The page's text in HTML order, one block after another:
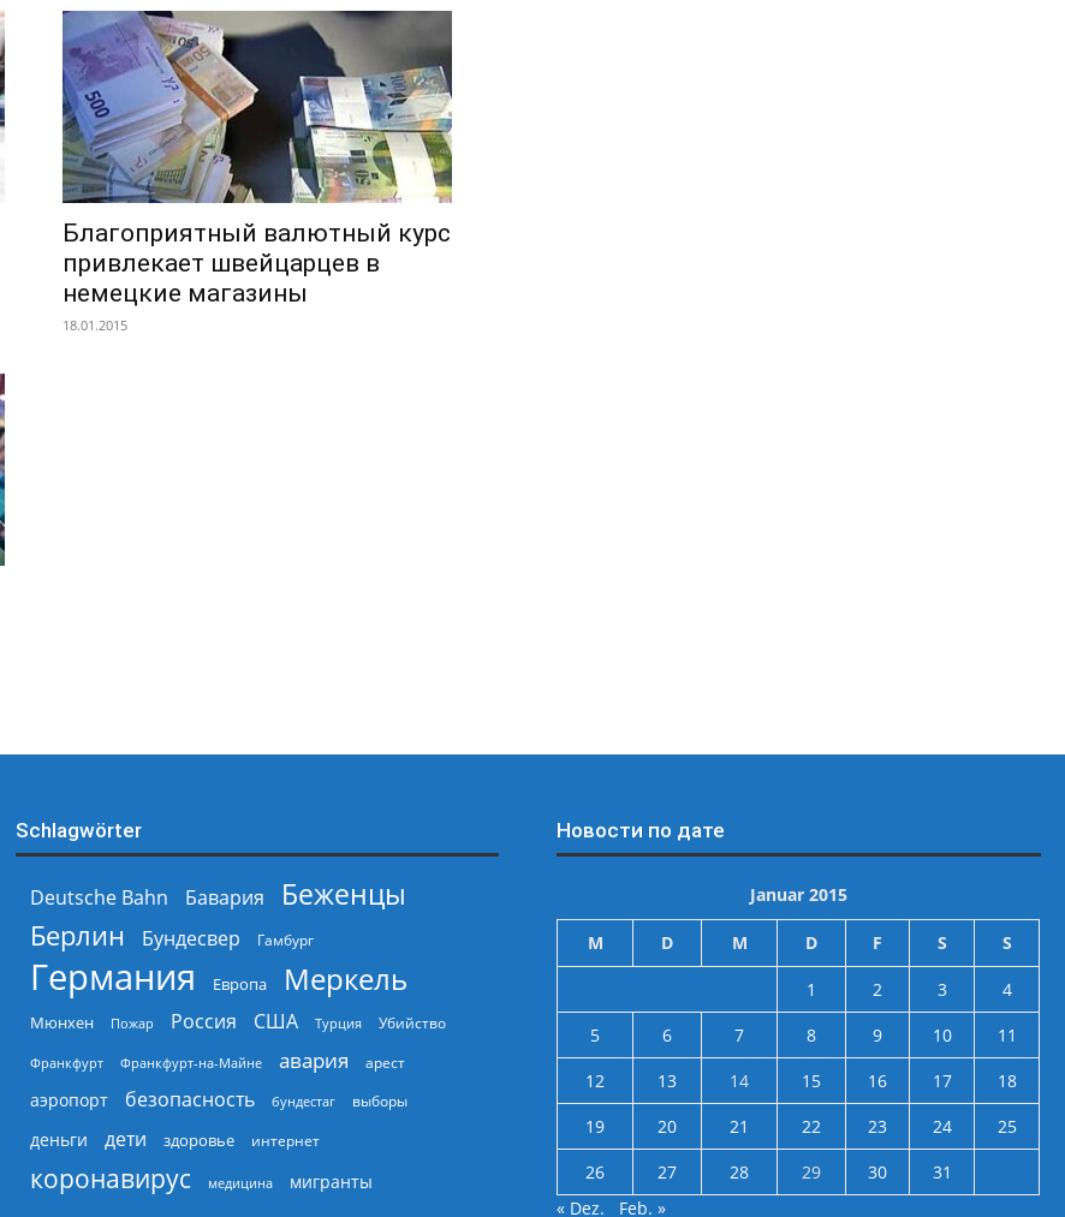
Благоприятный валютный курс
привлекает швейцарцев в
немецкие магазины
18.01.2015
Schlagwörter
Deutsche Bahn Бавария
Беженцы
Берлин
Бундесвер Гамбург
Германия Европа Меркель
Мюнхен Пожар Россия США Турция Убийство
Франкфурт Франкфурт-на-Майне авария арест
аэропорт безопасность бундестаг выборы
деньги дети здоровье интернет
коронавирус медицина
мигранты
Новости по дате
Januar 2015
M D M D F S S
1 2 3
4
5
6 7 8 9 10
11
12
13 14 15 16 17
18
19
20 21 22 23 24
25
26
27 28 29 30
31
« Dez.
Feb. »